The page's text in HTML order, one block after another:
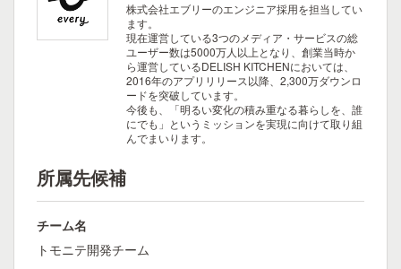
株式会社エブリーのエンジニア採用を担当してい
ます。
現在運営している3つのメディア・サービスの総
ユーザー数は5000万人以上となり、創業当時か
ら運営しているDELISH KITCHENにおいては、
2016年のアプリリリース以降、2,300万ダウンロ
ードを突破しています。
今後も、「明るい変化の積み重なる暮らしを、誰
にでも」というミッションを実現に向けて取り組
んでまいります。
所属先候補
チーム名
トモニテ開発チーム